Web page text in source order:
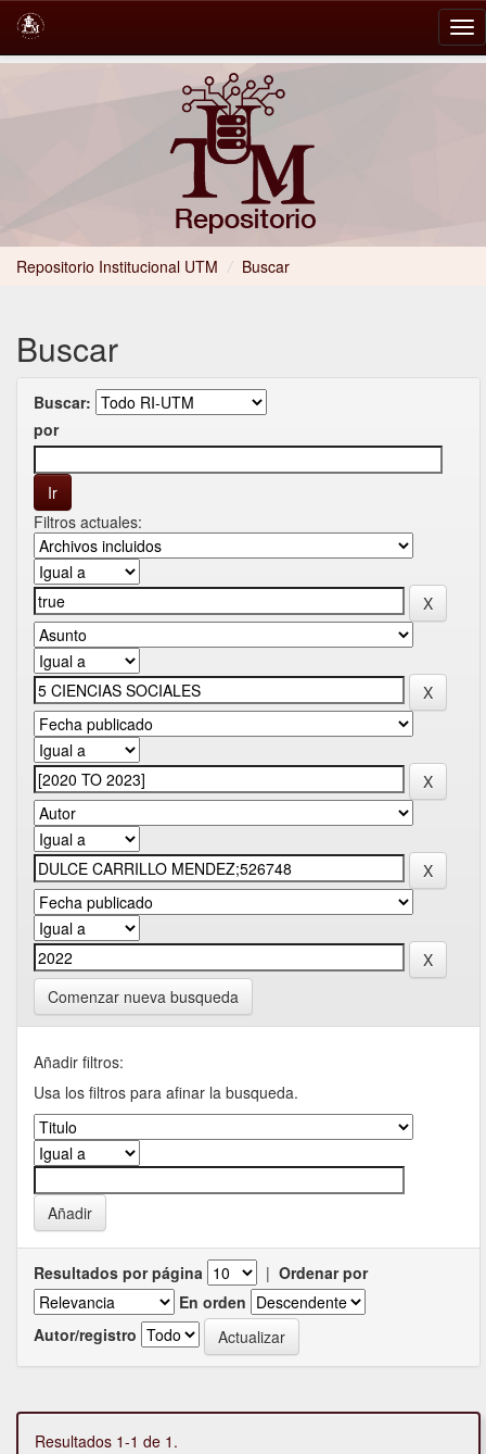
Repositorio Institucional UTM / Buscar
Buscar
Buscar:
por
Filtros actuales:
Comenzar nueva busqueda
Añadir filtros:
Usa los filtros para afinar la busqueda.
Resultados por página | Ordenar por
En orden
Autor/registro
Resultados 1-1 de 1.